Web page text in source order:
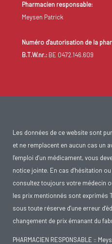
Pharmacien responsable:
Meysen Patrick
Numéro d'autorisation de la
B.T.W.nr.:BE 0472.146.609
Les données de ce website sont
et ne remplacent en aucun cas un
l’emploi d’un médicament, vous
notice jointe. En cas d’hésitation
consultez toujours votre médecin
les prix mentionnés sont exprimés
sous toute réserve d’une erreur
changement de prix émanant du
PHARMACIEN RESPONSABLE ::